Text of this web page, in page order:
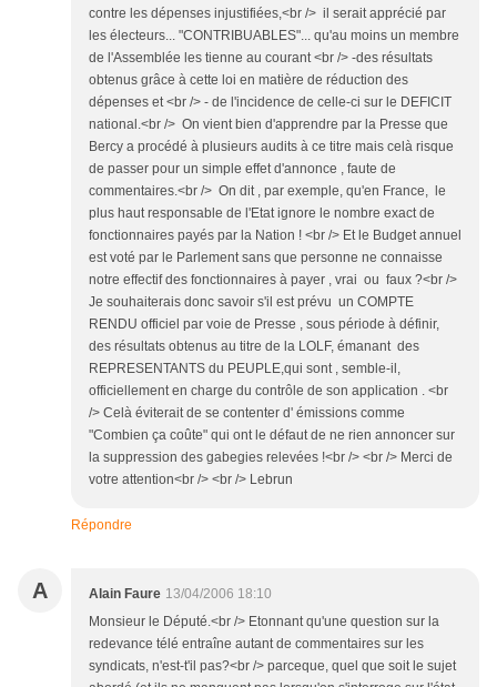
contre les dépenses injustifiées,<br /> il serait apprécié par
les électeurs... "CONTRIBUABLES"... qu'au moins un membre
de l'Assemblée les tienne au courant <br /> -des résultats
obtenus grâce à cette loi en matière de réduction des
dépenses et <br /> - de l'incidence de celle-ci sur le DEFICIT
national.<br /> On vient bien d'apprendre par la Presse que
Bercy a procédé à plusieurs audits à ce titre mais celà risque
de passer pour un simple effet d'annonce , faute de
commentaires.<br /> On dit , par exemple, qu'en France, le
plus haut responsable de l'Etat ignore le nombre exact de
fonctionnaires payés par la Nation ! <br /> Et le Budget annuel
est voté par le Parlement sans que personne ne connaisse
notre effectif des fonctionnaires à payer , vrai ou faux ?<br />
Je souhaiterais donc savoir s'il est prévu un COMPTE
RENDU officiel par voie de Presse , sous période à définir,
des résultats obtenus au titre de la LOLF, émanant des
REPRESENTANTS du PEUPLE,qui sont , semble-il,
officiellement en charge du contrôle de son application . <br
/> Celà éviterait de se contenter d' émissions comme
"Combien ça coûte" qui ont le défaut de ne rien annoncer sur
la suppression des gabegies relevées !<br /> <br /> Merci de
votre attention<br /> <br /> Lebrun
Répondre
A Alain Faure 13/04/2006 18:10
Monsieur le Député.<br /> Etonnant qu'une question sur la
redevance télé entraîne autant de commentaires sur les
syndicats, n'est-t'il pas?<br /> parceque, quel que soit le sujet